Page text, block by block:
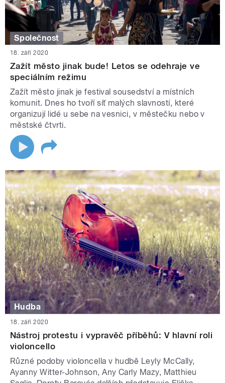
Společnost
18. září 2020
Zažít město jinak bude! Letos se odehraje ve
speciálním režimu
Zažít město jinak je festival sousedství a místních
komunit. Dnes ho tvoří síť malých slavností, které
organizují lidé u sebe na vesnici, v městečku nebo v
městské čtvrti.
Hudba
18. září 2020
Nástroj protestu i vypravěč příběhů: V hlavní roli
violoncello
Různé podoby violoncella v hudbě Leyly McCally,
Ayanny Witter-Johnson, Any Carly Mazy, Matthieu